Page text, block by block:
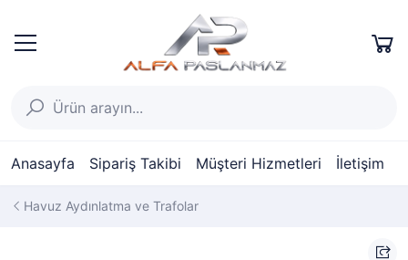
Anasayfa Sipariş Takibi Müşteri Hizmetleri İletişim
Havuz Aydınlatma ve Trafolar